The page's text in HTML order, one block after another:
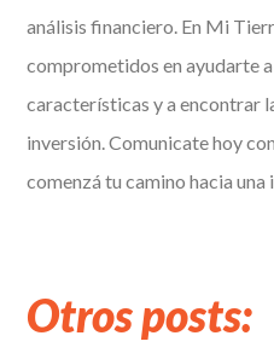
análisis financiero. En Mi
comprometidos en ayudarte
características y a encontrar
inversión. Comunicate hoy
comenzá tu camino hacia
Otros posts: